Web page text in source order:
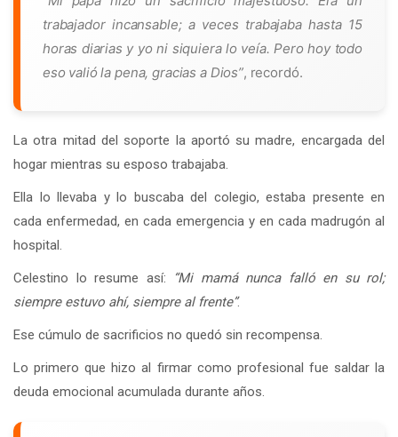
trabajador incansable; a veces trabajaba hasta 15
horas diarias y yo ni siquiera lo veía. Pero hoy todo
eso valió la pena, gracias a Dios”, recordó.
La otra mitad del soporte la aportó su madre, encargada del
hogar mientras su esposo trabajaba.
Ella lo llevaba y lo buscaba del colegio, estaba presente en
cada enfermedad, en cada emergencia y en cada madrugón al
hospital.
Celestino lo resume así:
“Mi mamá nunca falló en su rol;
siempre estuvo ahí, siempre al frente”.
Ese cúmulo de sacrificios no quedó sin recompensa.
Lo primero que hizo al firmar como profesional fue saldar la
deuda emocional acumulada durante años.